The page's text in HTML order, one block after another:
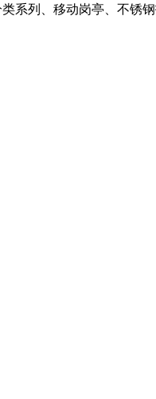
系列、移动岗亭、不锈